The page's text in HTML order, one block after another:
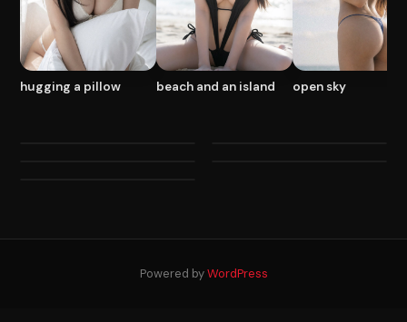
hugging a pillow beach and an island open sky
Powered byWordPress